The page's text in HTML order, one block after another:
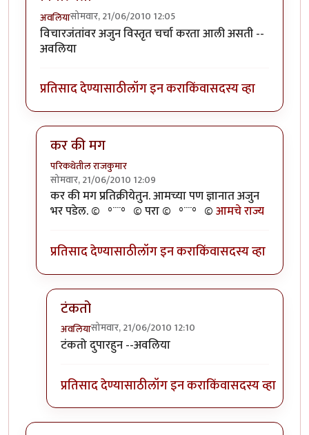
अवलियासोमवार, 21/06/2010 12:05
विचारजंतांवर अजुन विस्तृत चर्चा करता आली असती --
अवलिया
प्रतिसाद देण्यासाठीलॉग इन कराकिंवासदस्य व्हा
कर की मग
परिकथेतील राजकुमार
सोमवार, 21/06/2010 12:09
In reply toविचारजंताbyअवलिया
कर की मग प्रतिक्रीयेतुन. आमच्या पण ज्ञानात अजुन
भर पडेल. ©º°¨¨°º© परा ©º°¨¨°º©आमचे राज्य
प्रतिसाद देण्यासाठीलॉग इन कराकिंवासदस्य व्हा
टंकतो
अवलियासोमवार, 21/06/2010 12:10
In reply toकर की मगby
टंकतो दुपारहुन --अवलिया
प्रतिसाद देण्यासाठीलॉग इन कराकिंवासदस्य व्हा